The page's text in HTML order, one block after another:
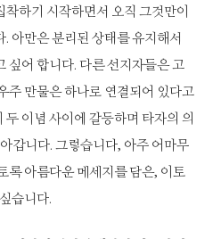
하기 시작하면서 오직 그것만이
아만은 분리된 상태를 유지해서
싶어 합니다. 다른 선지자들은 고
주 만물은 하나로 연결되어 있다고
두 이념 사이에 갈등하며 타자의 의
갑니다. 그렇습니다, 아주 어마무
록 아름다운 메세지를 담은, 이토
습니다.